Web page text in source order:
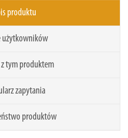
produktu
użytkowników
tym produktem
zapytania
produktów